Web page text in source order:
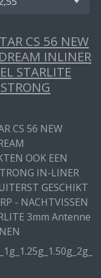
CS 56 NEW
INLINER
STARLITE
CS 56 NEW
OOK EEN
IN-LINER
GESCHIKT
- NACHTVISSEN
3mm Antenne